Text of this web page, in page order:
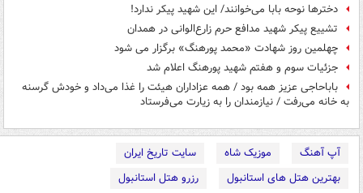
دخترها نوحه بابا می‌خوانند/ این شهید پیکر ندارد!
تشییع پیکر شهید مدافع حرم زارع‌الوانی در همدان
چهلمین روز شهادت «محمد پورهنگ» برگزار می شود
جزئیات سوم و هفتم شهید پورهنگ اعلام شد
باباحاجی عزیز همه بود / همه عزاداران هیئت را غذا می‌داد و خودش گرسنه
به خانه می‌رفت / نیازمندان را به زیارت می‌فرستاد
آپ آهنگ موزیک شاه
سایت تاریخ ایران
بهترین هتل های استانبول
رزرو هتل استانبول